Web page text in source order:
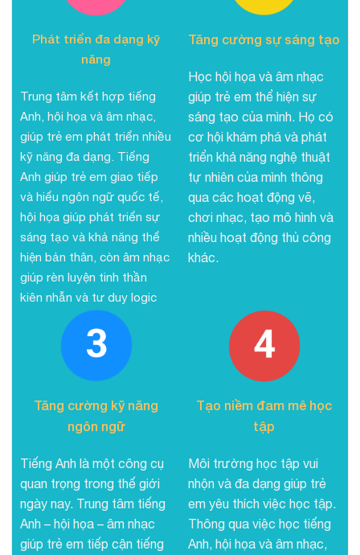
Phát triển đa dạng kỹ
năng
Trung tâm kết hợp tiếng
Anh, hội họa và âm nhạc,
giúp trẻ em phát triển nhiều
kỹ năng đa dạng. Tiếng
Anh giúp trẻ em giao tiếp
và hiểu ngôn ngữ quốc tế,
hội họa giúp phát triển sự
sáng tạo và khả năng thể
hiện bản thân, còn âm nhạc
giúp rèn luyện tinh thần
kiên nhẫn và tư duy logic
Tăng cường sự sáng tạo
Học hội họa và âm nhạc
giúp trẻ em thể hiện sự
sáng tạo của mình. Họ có
cơ hội khám phá và phát
triển khả năng nghệ thuật
tự nhiên của mình thông
qua các hoạt động vẽ,
chơi nhạc, tạo mô hình và
nhiều hoạt động thủ công
khác.
Tăng cường kỹ năng
ngôn ngữ
Tiếng Anh là một công cụ
quan trọng trong thế giới
ngày nay. Trung tâm tiếng
Anh – hội họa – âm nhạc
giúp trẻ em tiếp cận tiếng
Tạo niềm đam mê học
tập
Môi trường học tập vui
nhộn và đa dạng giúp trẻ
em yêu thích việc học tập.
Thông qua việc học tiếng
Anh, hội họa và âm nhạc,